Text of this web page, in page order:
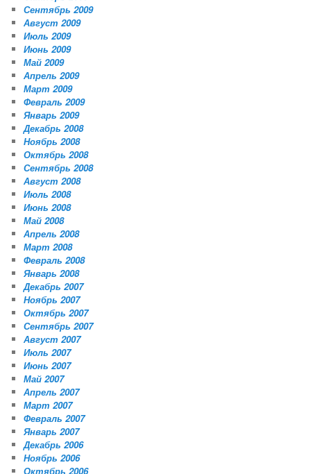
Сентябрь 2009
Август 2009
Июль 2009
Июнь 2009
Май 2009
Апрель 2009
Март 2009
Февраль 2009
Январь 2009
Декабрь 2008
Ноябрь 2008
Октябрь 2008
Сентябрь 2008
Август 2008
Июль 2008
Июнь 2008
Май 2008
Апрель 2008
Март 2008
Февраль 2008
Январь 2008
Декабрь 2007
Ноябрь 2007
Октябрь 2007
Сентябрь 2007
Август 2007
Июль 2007
Июнь 2007
Май 2007
Апрель 2007
Март 2007
Февраль 2007
Январь 2007
Декабрь 2006
Ноябрь 2006
Октябрь 2006